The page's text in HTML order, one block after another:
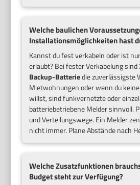
Welche baulichen
Installationsmöglichkeiten hast
Kannst du fest verkabeln oder ist
erlaubt? Bei fester Verkabelung sind
Backup-Batteriedie zuverlässigste
Mietwohnungen oder wenn du
willst, sind funkvernetzte oder
batteriebetriebene Melder sinnvoll.
und Verteilungswege. Ein Melder
nicht immer. Plane Abstände nach
Welche Zusatzfunktionen
Budget steht zur Verfügung?